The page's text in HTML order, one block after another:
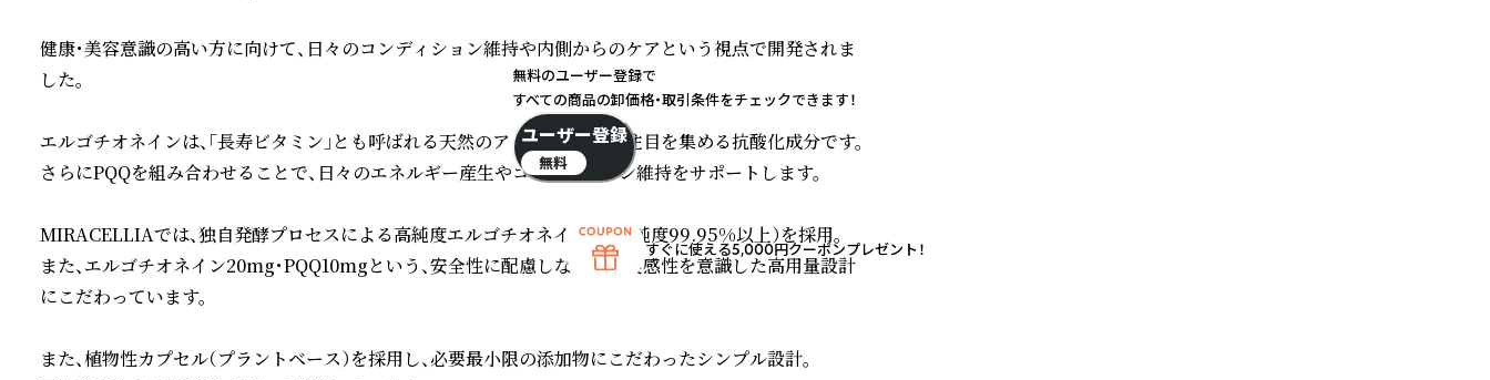
健康・美容意識の高い方に向けて、日々のコンディション維持や内側からのケアという視点で開発されま
した。
エルゴチオネインは、「長寿ビタミン」とも呼ばれる天然のアミノ酸で、近年注目を集める抗酸化成分です。
さらにPQQを組み合わせることで、日々のエネルギー産生やコンディション維持をサポートします。
MIRACELLIAでは、独自発酵プロセスによる高純度エルゴチオネイン原料（純度99.95%以上）を採用。
また、エルゴチオネイン20mg・PQQ10mgという、安全性に配慮しながらも実感性を意識した高用量設計
にこだわっています。
また、植物性カプセル（プラントベース）を採用し、必要最小限の添加物にこだわったシンプル設計。
無料のユーザー登録で
すべての商品の卸価格・取引条件をチェックできます！
ユーザー登録
無料
すぐに使える5,000円クーポンプレゼント！